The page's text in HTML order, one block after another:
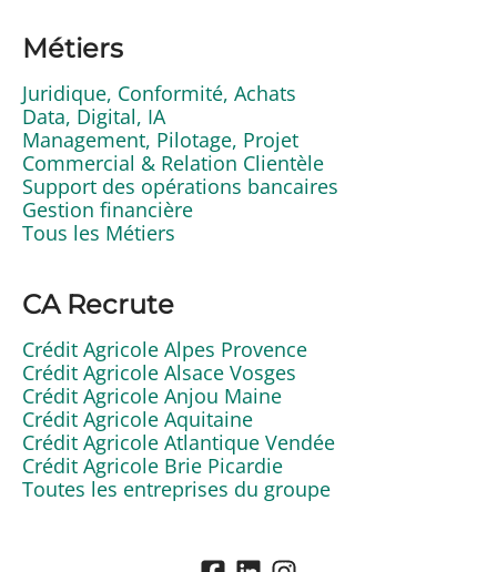
Métiers
Juridique, Conformité, Achats
Data, Digital, IA
Management, Pilotage, Projet
Commercial & Relation Clientèle
Support des opérations bancaires
Gestion financière
Tous les Métiers
CA Recrute
Crédit Agricole Alpes Provence
Crédit Agricole Alsace Vosges
Crédit Agricole Anjou Maine
Crédit Agricole Aquitaine
Crédit Agricole Atlantique Vendée
Crédit Agricole Brie Picardie
Toutes les entreprises du groupe